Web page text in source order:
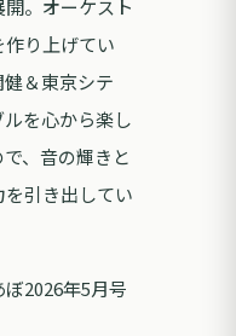
。オーケスト
作り上げてい
＆東京シテ
を心から楽し
、音の輝きと
引き出してい
ぼ2026年5月号